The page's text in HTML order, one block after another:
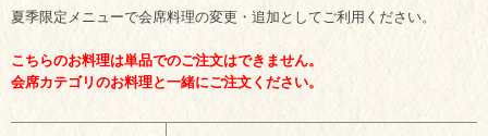
夏季限定メニューで会席料理の変更・追加としてご利用ください。
こちらのお料理は単品でのご注文はできません。
会席カテゴリのお料理と一緒にご注文ください。